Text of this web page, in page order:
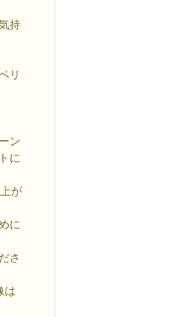
持
リ
ン
に
が
に
さ
は